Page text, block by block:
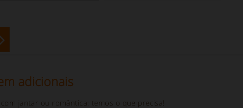
adicionais
jantar ou romântica: temos o que precisa!